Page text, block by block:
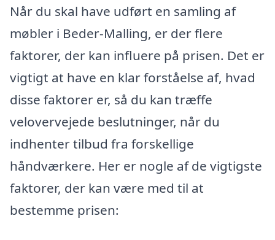
Når du skal have udført en samling af
møbler i Beder-Malling, er der flere
faktorer, der kan influere på prisen. Det er
vigtigt at have en klar forståelse af, hvad
disse faktorer er, så du kan træffe
velovervejede beslutninger, når du
indhenter tilbud fra forskellige
håndværkere. Her er nogle af de vigtigste
faktorer, der kan være med til at
bestemme prisen: